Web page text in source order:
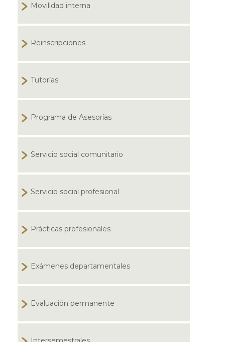
Movilidad interna
Reinscripciones
Tutorías
Programa de Asesorías
Servicio social comunitario
Servicio social profesional
Prácticas profesionales
Exámenes departamentales
Evaluación permanente